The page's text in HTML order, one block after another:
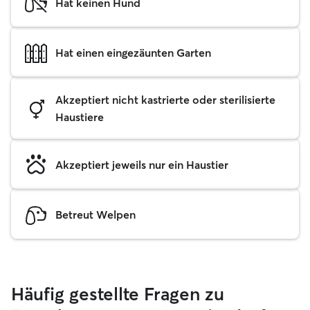
Hat einen eingezäunten Garten
Akzeptiert nicht kastrierte oder sterilisierte
Haustiere
Akzeptiert jeweils nur ein Haustier
Betreut Welpen
Häufig gestellte Fragen zu